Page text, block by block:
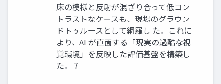
床の模様と反射が混ざり合って低コン
トラストなケースも、現場のグラウン
ドトゥルースとして網羅し た。これに
より、AI が直面する「現実の過酷な視
覚環境」を反映した評価基盤を構築し
た。 7